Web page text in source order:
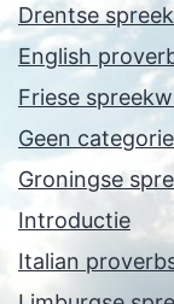
Drentse
English
Friese
Geen categorie
Groningse
Introductie
Italian